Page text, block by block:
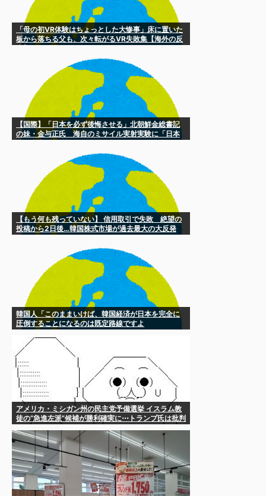
「母の初VR体験はちょっとした大惨事」床に置いた
板から落ちる父も、次々転がるVR失敗集【海外の反
【国際】「日本を必ず後悔させる」北朝鮮金総書記
の妹・金与正氏 海自のミサイル実射実験に「日本
【もう何も残っていない】 信用取引で失敗 絶望の
投稿から2日後…韓国株式市場が過去最大の大反発
韓国人「このままいけば、韓国経済が日本を完全に
圧倒することになるのは既定路線ですよ
アメリカ・ミシガン州の民主党予備選挙 イスラム教
徒の“急進左派”候補が勝利確実に⋯トランプ氏は批判